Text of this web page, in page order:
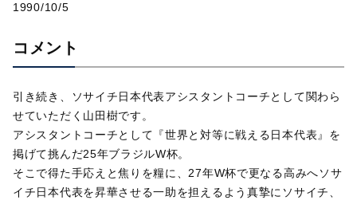
1990/10/5
コメント
引き続き、ソサイチ日本代表アシスタントコーチとして関わら
せていただく山田樹です。
アシスタントコーチとして『世界と対等に戦える日本代表』を
掲げて挑んだ25年ブラジルW杯。
そこで得た手応えと焦りを糧に、27年W杯で更なる高みへソサ
イチ日本代表を昇華させる一助を担えるよう真摯にソサイチ、